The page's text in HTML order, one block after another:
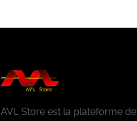
AVL Store est la plateforme de